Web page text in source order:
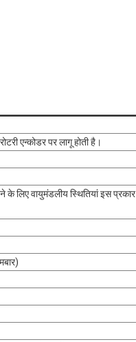
एन्कोडर पर लागू होती है।
के लिए वायुमंडलीय स्थितियां इस प्रकार